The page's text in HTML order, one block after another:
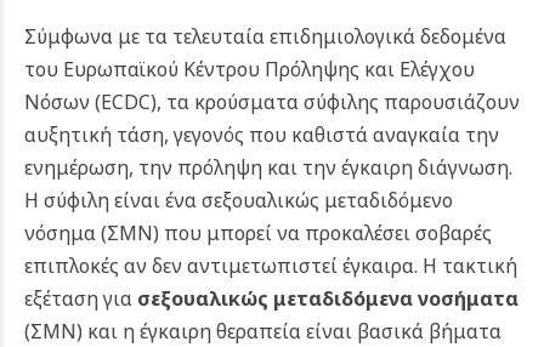
Σύμφωνα με τα τελευταία επιδημιολογικά δεδομένα
του Ευρωπαϊκού Κέντρου Πρόληψης και Ελέγχου
Νόσων (ECDC), τα κρούσματα σύφιλης παρουσιάζουν
αυξητική τάση, γεγονός που καθιστά αναγκαία την
ενημέρωση, την πρόληψη και την έγκαιρη διάγνωση.
Η σύφιλη είναι ένα σεξουαλικώς μεταδιδόμενο
νόσημα (ΣΜΝ) που μπορεί να προκαλέσει σοβαρές
επιπλοκές αν δεν αντιμετωπιστεί έγκαιρα. Η τακτική
εξέταση για σεξουαλικώς μεταδιδόμενα νοσήματα
(ΣΜΝ) και η έγκαιρη θεραπεία είναι βασικά βήματα